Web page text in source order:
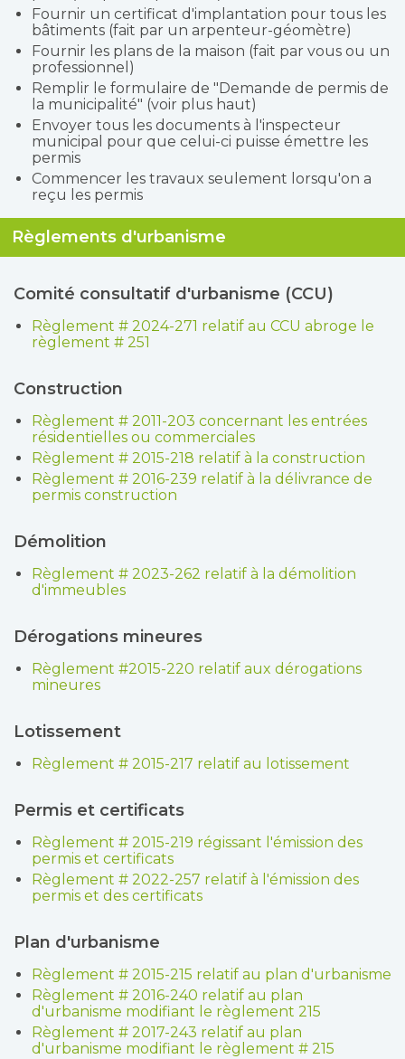
Fournir un certificat d'implantation pour tous les
bâtiments (fait par un arpenteur-géomètre)
Fournir les plans de la maison (fait par vous ou un
professionnel)
Remplir le formulaire de "Demande de permis de
la municipalité" (voir plus haut)
Envoyer tous les documents à l'inspecteur
municipal pour que celui-ci puisse émettre les
permis
Commencer les travaux seulement lorsqu'on a
reçu les permis
Règlements d'urbanisme
Comité consultatif d'urbanisme (CCU)
Règlement # 2024-271 relatif au CCU abroge le
règlement # 251
Construction
Règlement # 2011-203 concernant les entrées
résidentielles ou commerciales
Règlement # 2015-218 relatif à la construction
Règlement # 2016-239 relatif à la délivrance de
permis construction
Démolition
Règlement # 2023-262 relatif à la démolition
d'immeubles
Dérogations mineures
Règlement #2015-220 relatif aux dérogations
mineures
Lotissement
Règlement # 2015-217 relatif au lotissement
Permis et certificats
Règlement # 2015-219 régissant l'émission des
permis et certificats
Règlement # 2022-257 relatif à l'émission des
permis et des certificats
Plan d'urbanisme
Règlement # 2015-215 relatif au plan d'urbanisme
Règlement # 2016-240 relatif au plan
d'urbanisme modifiant le règlement 215
Règlement # 2017-243 relatif au plan
d'urbanisme modifiant le règlement # 215